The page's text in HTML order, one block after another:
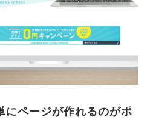
にページが作れるのがポ